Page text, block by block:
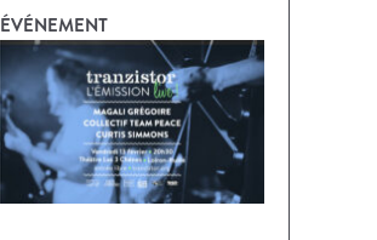
ÉVÉNEMENT